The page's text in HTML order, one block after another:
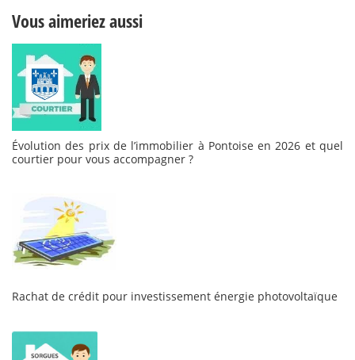
Vous aimeriez aussi
Évolution des prix de l’immobilier à Pontoise en 2026 et quel
courtier pour vous accompagner ?
Rachat de crédit pour investissement énergie photovoltaïque